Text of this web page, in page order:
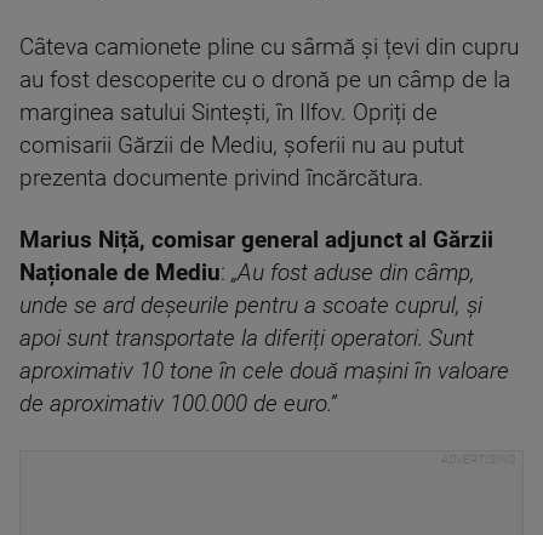
Câteva camionete pline cu sârmă și țevi din cupru
au fost descoperite cu o dronă pe un câmp de la
marginea satului Sintești, în Ilfov. Opriți de
comisarii Gărzii de Mediu, șoferii nu au putut
prezenta documente privind încărcătura.
Marius Niță, comisar general adjunct al Gărzii
Naționale de Mediu: „Au fost aduse din câmp,
unde se ard deșeurile pentru a scoate cuprul, și
apoi sunt transportate la diferiți operatori. Sunt
aproximativ 10 tone în cele două mașini în valoare
de aproximativ 100.000 de euro.”